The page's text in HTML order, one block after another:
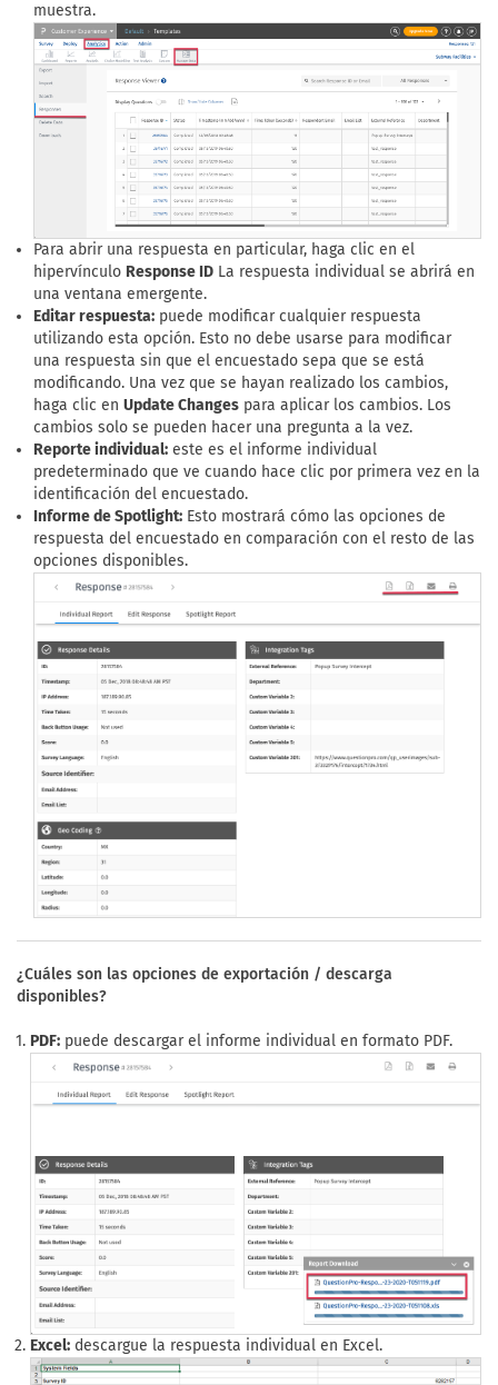
muestra.
Para abrir una respuesta en particular, haga clic en el
hipervínculo Response ID La respuesta individual se abrirá en
una ventana emergente.
Editar respuesta: puede modificar cualquier respuesta
utilizando esta opción. Esto no debe usarse para modificar
una respuesta sin que el encuestado sepa que se está
modificando. Una vez que se hayan realizado los cambios,
haga clic en Update Changes para aplicar los cambios. Los
cambios solo se pueden hacer una pregunta a la vez.
Reporte individual: este es el informe individual
predeterminado que ve cuando hace clic por primera vez en la
identificación del encuestado.
Informe de Spotlight: Esto mostrará cómo las opciones de
respuesta del encuestado en comparación con el resto de las
opciones disponibles.
¿Cuáles son las opciones de exportación / descarga
disponibles?
PDF: puede descargar el informe individual en formato PDF.
Excel: descargue la respuesta individual en Excel.